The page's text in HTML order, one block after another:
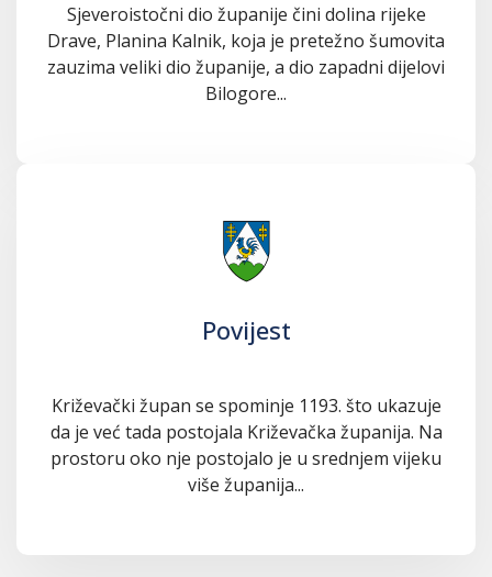
Sjeveroistočni dio županije čini dolina rijeke
Drave, Planina Kalnik, koja je pretežno šumovita
zauzima veliki dio županije, a dio zapadni dijelovi
Bilogore...
Povijest
Križevački župan se spominje 1193. što ukazuje
da je već tada postojala Križevačka županija. Na
prostoru oko nje postojalo je u srednjem vijeku
više županija...